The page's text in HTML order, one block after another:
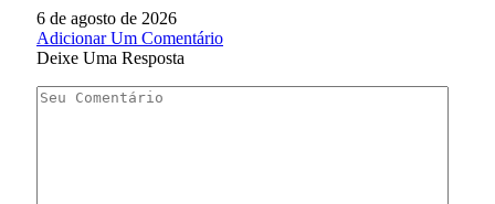
6 de agosto de 2026
Adicionar Um Comentário
Deixe Uma Resposta